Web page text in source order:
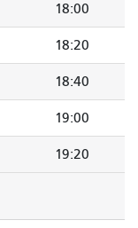
18:00
18:20
18:40
19:00
19:20